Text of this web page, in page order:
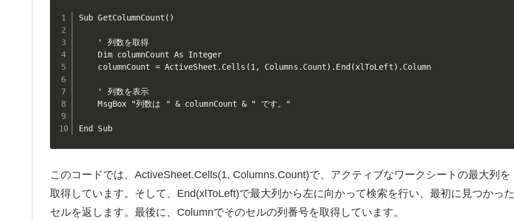
Sub GetColumnCount()
    ' 列数を取得
    Dim columnCount As Integer
    columnCount = ActiveSheet.Cells(1, Columns.Count).End(xlToLeft).Column
    ' 列数を表示
    MsgBox "列数は " & columnCount & " です。"
End Sub
このコードでは、ActiveSheet.Cells(1, Columns.Count)で、アクティブなワークシートの最大列を
取得しています。そして、End(xlToLeft)で最大列から左に向かって検索を行い、最初に見つかった
セルを返します。最後に、Columnでそのセルの列番号を取得しています。